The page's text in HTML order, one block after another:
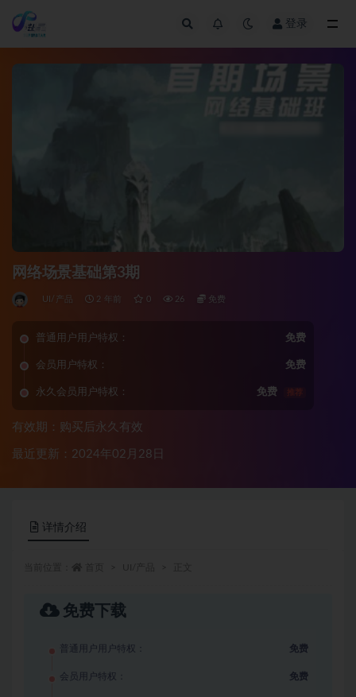
登录
网络场景基础第3期
UI/产品 2 年前 0 26 免费
普通用户用户特权： 免费
会员用户特权： 免费
永久会员用户特权： 免费 推荐
有效期：购买后永久有效
最近更新：2024年02月28日
详情介绍
免费下载
普通用户用户特权： 免费
会员用户特权： 免费